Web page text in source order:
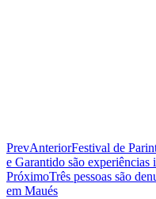
PrevAnteriorFestival de
e Garantido são
PróximoTrês pessoas são
em Maués